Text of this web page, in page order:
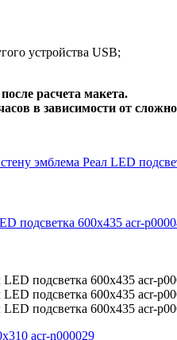
устройства USB;
расчета макета.
в зависимости от
подсветка 600х435 acr-